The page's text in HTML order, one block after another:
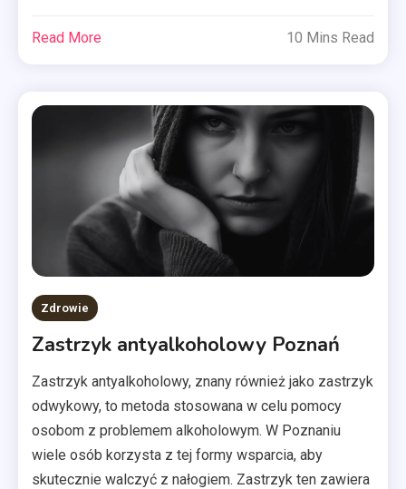
Read More 10 Mins Read
Zdrowie
Zastrzyk antyalkoholowy Poznań
Zastrzyk antyalkoholowy, znany również jako zastrzyk
odwykowy, to metoda stosowana w celu pomocy
osobom z problemem alkoholowym. W Poznaniu
wiele osób korzysta z tej formy wsparcia, aby
skutecznie walczyć z nałogiem. Zastrzyk ten zawiera